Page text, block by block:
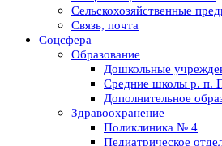
Сельскохозяйственные
Связь, почта
Соцсфера
Образование
Дошкольные
Средние школы р. п.
Дополнительное
Здравоохранение
Поликлиника № 4
Педиатрическое